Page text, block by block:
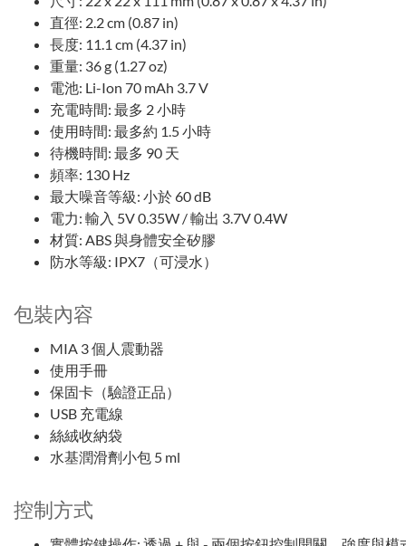
直徑: 2.2 cm (0.87 in)
長度: 11.1 cm (4.37 in)
重量: 36 g (1.27 oz)
電池: Li-Ion 70 mAh 3.7 V
充電時間: 最多 2 小時
使用時間: 最多約 1.5 小時
待機時間: 最多 90 天
頻率: 130 Hz
最大噪音等級: 小於 60 dB
電力: 輸入 5V 0.35W / 輸出 3.7V 0.4W
材質: ABS 與身體安全矽膠
防水等級: IPX7（可浸水）
包裝內容
MIA 3 個人震動器
使用手冊
保固卡（驗證正品）
USB 充電線
絲絨收納袋
水基潤滑劑小包 5 ml
控制方式